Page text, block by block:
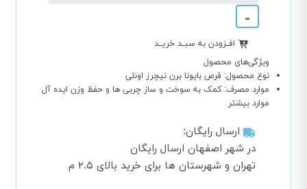
-
افــزودن به سبــد خریــد
ویژگی‌های محصول
نوع محصول: قرص بایونا برن نیچرز اونلی
موارد مصرف:کمک به سوخت و ساز چربی ها و حفظ وزن ایده آل
موارد بیشتر
ارسال رایگان:
در شهر اصفهان ارسال رایگان
تهران و شهرستان ها برای خرید بالای ۲.۵ م